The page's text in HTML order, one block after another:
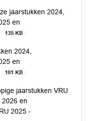
jaarstukken 2024,
en
135 KB
2024,
en
101 KB
jaarstukken VRU
2026 en
2025 -